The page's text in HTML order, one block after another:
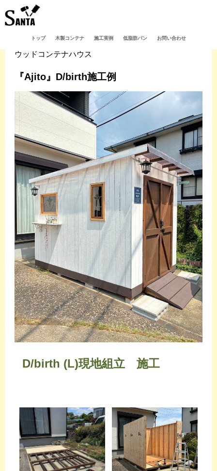
トップ 木製コンテナ 施工実例 低脂肪パン お問い合わせ
ウッドコンテナハウス
『Ajito』D/birth施工例
D/birth (L)現地組立 施工